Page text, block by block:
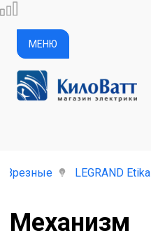
МЕНЮ
Врезные LEGRAND Etika
Механизм